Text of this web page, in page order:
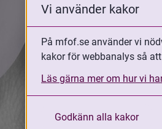
Vi använder kakor
På mfof.se använder vi
kakor för webbanalys så
Läs gärna mer om hur vi
Godkänn alla kakor